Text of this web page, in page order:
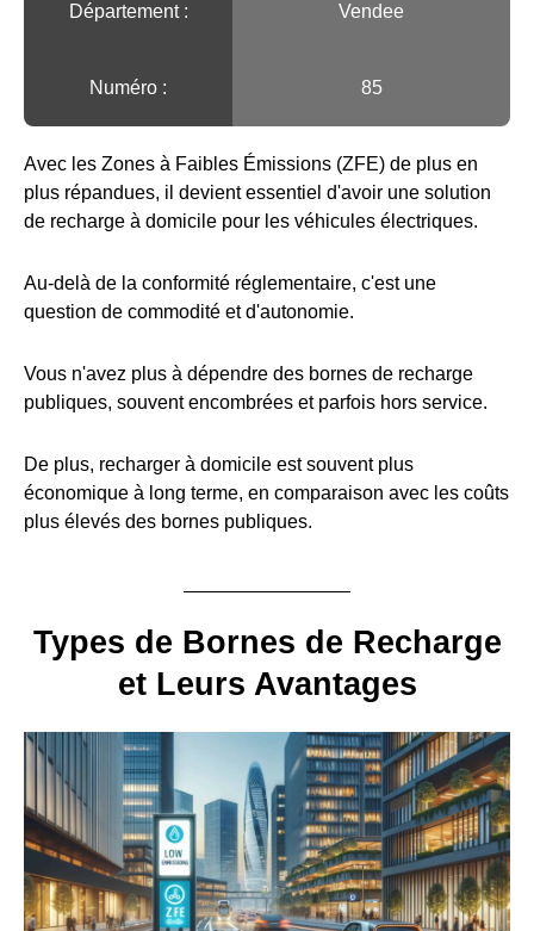
Département : Vendee
Numéro : 85
Avec les Zones à Faibles Émissions (ZFE) de plus en
plus répandues, il devient essentiel d'avoir une solution
de recharge à domicile pour les véhicules électriques.
Au-delà de la conformité réglementaire, c'est une
question de commodité et d'autonomie.
Vous n'avez plus à dépendre des bornes de recharge
publiques, souvent encombrées et parfois hors service.
De plus, recharger à domicile est souvent plus
économique à long terme, en comparaison avec les coûts
plus élevés des bornes publiques.
Types de Bornes de Recharge
et Leurs Avantages